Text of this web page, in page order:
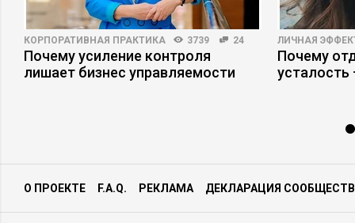
КОРПОРАТИВНАЯ ПРАКТИКА 3739 24
Почему усиление контроля
лишает бизнес управляемости
ЛИЧНАЯ
Почему
О ПРОЕКТЕ F.A.Q. РЕКЛАМА ДЕКЛАРАЦИЯ